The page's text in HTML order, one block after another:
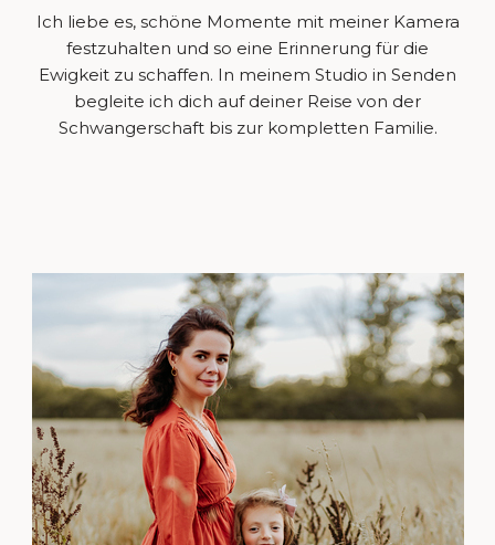
Ich liebe es, schöne Momente mit meiner Kamera
festzuhalten und so eine Erinnerung für die
Ewigkeit zu schaffen. In meinem Studio in Senden
begleite ich dich auf deiner Reise von der
Schwangerschaft bis zur kompletten Familie.